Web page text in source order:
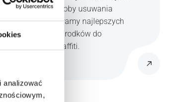
analizować
i trwałe sposoby usuwania
graffiti. Używamy najlepszych
jakościowo środków do
usuwania graffiti.